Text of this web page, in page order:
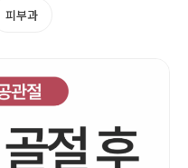
피부과